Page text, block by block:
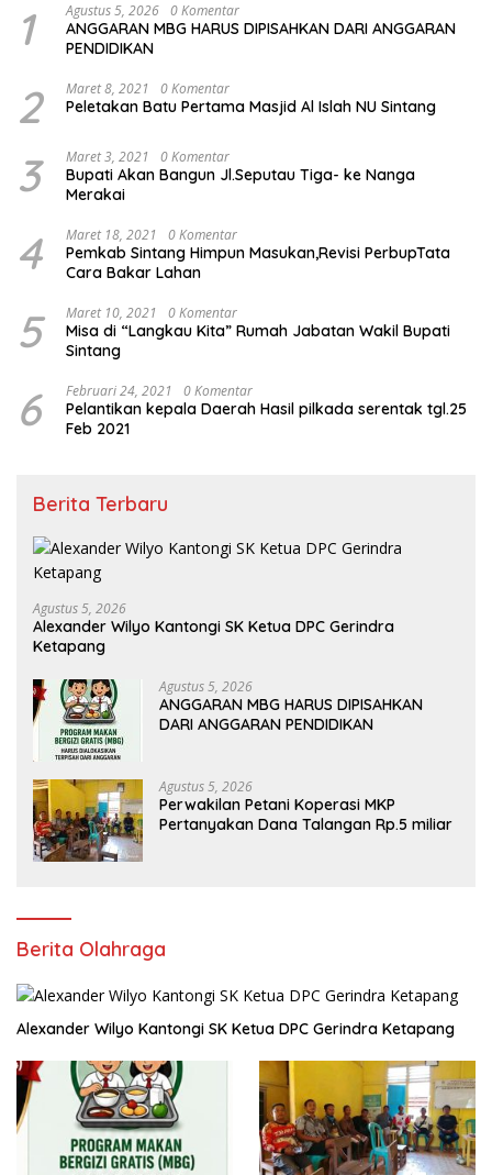
1 Agustus 5, 2026 0 Komentar
ANGGARAN MBG HARUS DIPISAHKAN DARI ANGGARAN
PENDIDIKAN
2 Maret 8, 2021 0 Komentar
Peletakan Batu Pertama Masjid Al Islah NU Sintang
3 Maret 3, 2021 0 Komentar
Bupati Akan Bangun Jl.Seputau Tiga- ke Nanga
Merakai
4 Maret 18, 2021 0 Komentar
Pemkab Sintang Himpun Masukan,Revisi PerbupTata
Cara Bakar Lahan
5 Maret 10, 2021 0 Komentar
Misa di “Langkau Kita” Rumah Jabatan Wakil Bupati
Sintang
6 Februari 24, 2021 0 Komentar
Pelantikan kepala Daerah Hasil pilkada serentak tgl.25
Feb 2021
Berita Terbaru
Agustus 5, 2026
Alexander Wilyo Kantongi SK Ketua DPC Gerindra
Ketapang
Agustus 5, 2026
ANGGARAN MBG HARUS DIPISAHKAN
DARI ANGGARAN PENDIDIKAN
Agustus 5, 2026
Perwakilan Petani Koperasi MKP
Pertanyakan Dana Talangan Rp.5 miliar
Berita Olahraga
Alexander Wilyo Kantongi SK Ketua DPC Gerindra Ketapang